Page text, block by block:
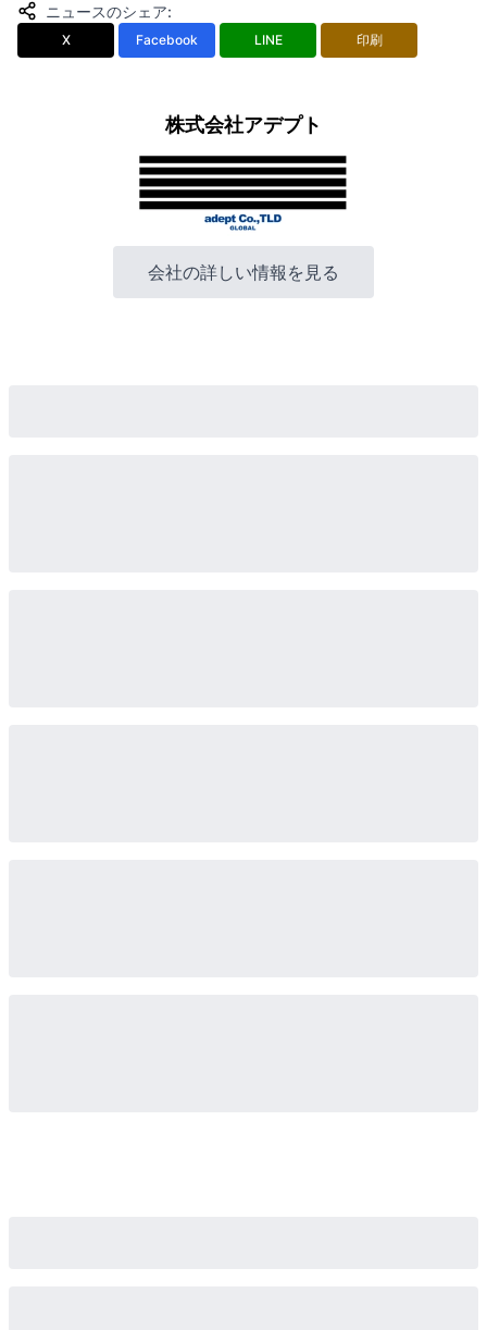
ニュースのシェア:
X Facebook LINE 印刷
株式会社アデプト
会社の詳しい情報を見る